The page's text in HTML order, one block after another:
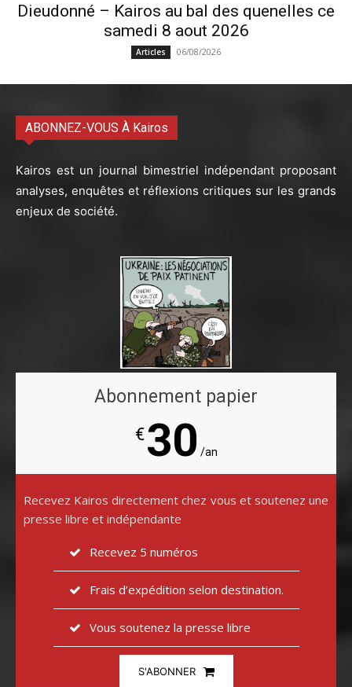
Dieudonné – Kairos au bal des quenelles ce
samedi 8 aout 2026
Articles 06/08/2026
ABONNEZ-VOUS À Kairos
Kairos est un journal bimestriel indépendant proposant
analyses, enquêtes et réflexions critiques sur les grands
enjeux de société.
Abonnement papier
€30 /an
Recevez Kairos directement chez vous et soutenez une
presse libre et indépendante
Recevez 5 numéros
Frais d’expédition selon destination.
Vous soutenez la presse libre
S'ABONNER